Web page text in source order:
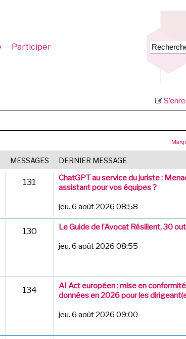
Participer
MESSAGES DERNIER MESSAGE
131
ChatGPT au service du juriste :
assistant pour vos équipes ?
jeu. 6 août 2026 08:58
130
Le Guide de l’Avocat Résilient, 30
jeu. 6 août 2026 08:55
134
AI Act européen : mise en
données en 2026 pour les
jeu. 6 août 2026 09:00